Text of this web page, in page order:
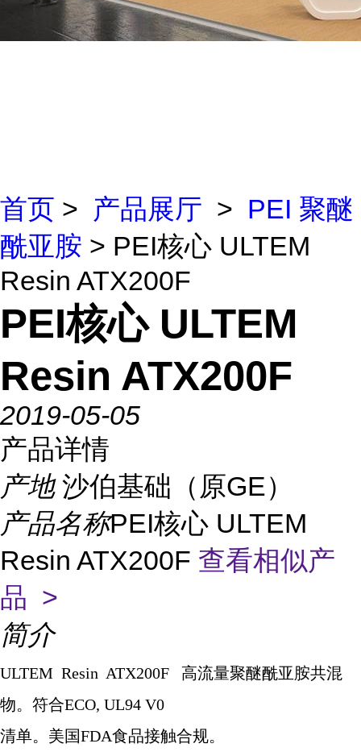
首页 > 产品展厅 > PEI 聚醚
酰亚胺 > PEI核心 ULTEM
Resin ATX200F
PEI核心 ULTEM
Resin ATX200F
2019-05-05
产品详情
产地 沙伯基础（原GE）
产品名称PEI核心 ULTEM
Resin ATX200F 查看相似产
品 >
简介
ULTEM Resin ATX200F 高流量聚醚酰亚胺共混
物。符合ECO, UL94 V0
清单。美国FDA食品接触合规。